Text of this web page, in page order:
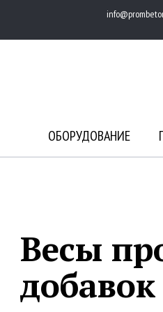
ОБОРУДОВАНИЕ
Весы
добавок